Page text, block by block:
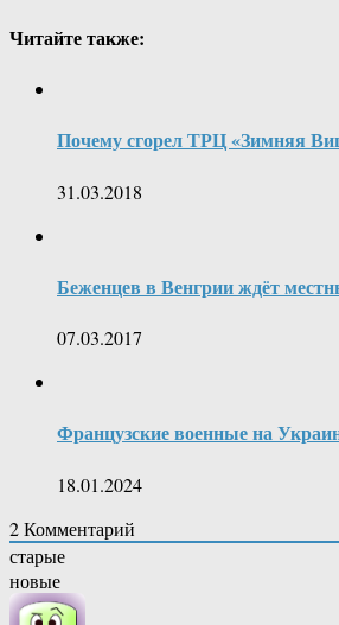
Читайте также:
Почему сгорел ТРЦ «Зимняя
31.03.2018
Беженцев в Венгрии ждёт
07.03.2017
Французские военные на
18.01.2024
2Комментарий
старые
новые